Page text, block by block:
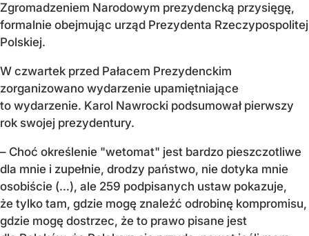
Zgromadzeniem Narodowym prezydencką przysięgę,
formalnie obejmując urząd Prezydenta Rzeczypospolitej
Polskiej.
W czwartek przed Pałacem Prezydenckim
zorganizowano wydarzenie upamiętniające
to wydarzenie. Karol Nawrocki podsumował pierwszy
rok swojej prezydentury.
– Choć określenie "wetomat" jest bardzo pieszczotliwe
dla mnie i zupełnie, drodzy państwo, nie dotyka mnie
osobiście (…), ale 259 podpisanych ustaw pokazuje,
że tylko tam, gdzie mogę znaleźć odrobinę kompromisu,
gdzie mogę dostrzec, że to prawo pisane jest